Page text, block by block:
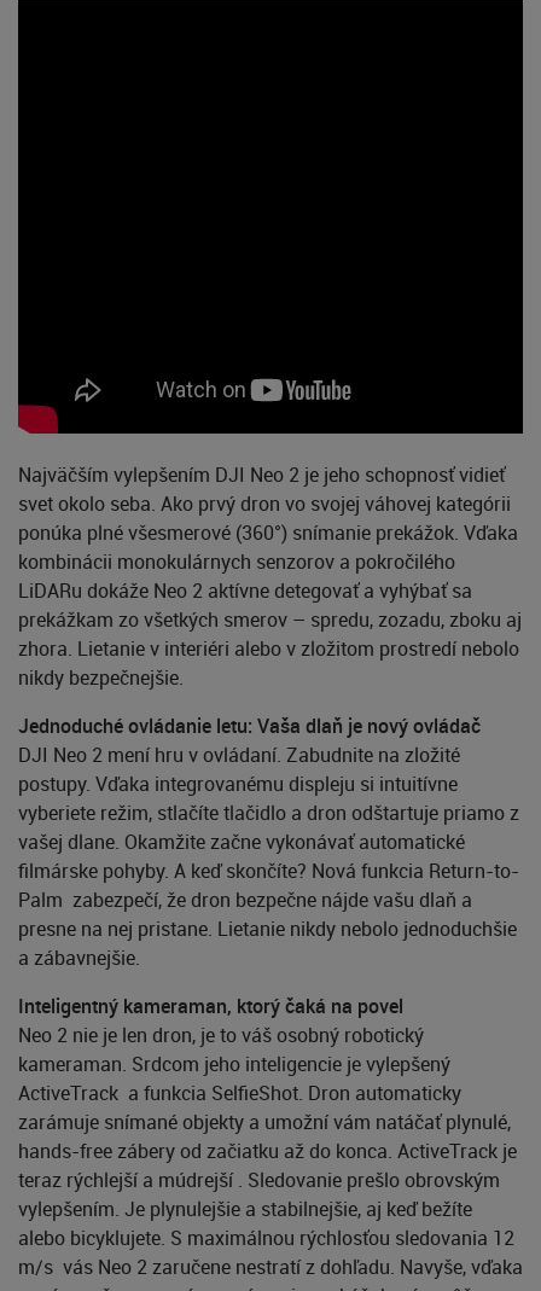
Najväčším vylepšením DJI Neo 2 je jeho schopnosť vidieť
svet okolo seba. Ako prvý dron vo svojej váhovej kategórii
ponúka plné všesmerové (360°) snímanie prekážok. Vďaka
kombinácii monokulárnych senzorov a pokročilého
LiDARu dokáže Neo 2 aktívne detegovať a vyhýbať sa
prekážkam zo všetkých smerov – spredu, zozadu, zboku aj
zhora. Lietanie v interiéri alebo v zložitom prostredí nebolo
nikdy bezpečnejšie.
Jednoduché ovládanie letu: Vaša dlaň je nový ovládač
DJI Neo 2 mení hru v ovládaní. Zabudnite na zložité
postupy. Vďaka integrovanému displeju si intuitívne
vyberiete režim, stlačíte tlačidlo a dron odštartuje priamo z
vašej dlane. Okamžite začne vykonávať automatické
filmárske pohyby. A keď skončíte? Nová funkcia Return-to-
Palm zabezpečí, že dron bezpečne nájde vašu dlaň a
presne na nej pristane. Lietanie nikdy nebolo jednoduchšie
a zábavnejšie.
Inteligentný kameraman, ktorý čaká na povel
Neo 2 nie je len dron, je to váš osobný robotický
kameraman. Srdcom jeho inteligencie je vylepšený
ActiveTrack a funkcia SelfieShot. Dron automaticky
zarámuje snímané objekty a umožní vám natáčať plynulé,
hands-free zábery od začiatku až do konca. ActiveTrack je
teraz rýchlejší a múdrejší . Sledovanie prešlo obrovským
vylepšením. Je plynulejšie a stabilnejšie, aj keď bežíte
alebo bicyklujete. S maximálnou rýchlosťou sledovania 12
m/s vás Neo 2 zaručene nestratí z dohľadu. Navyše, vďaka